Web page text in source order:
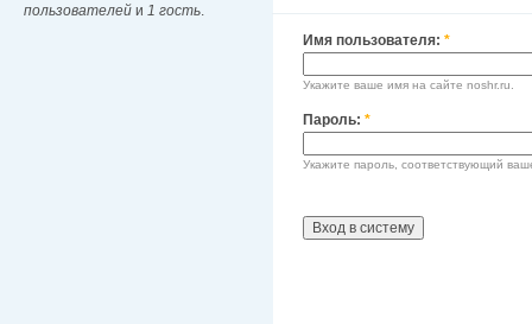
пользователей и 1 гость.
Имя пользователя: *
Укажите ваше имя на сайте noshr.ru.
Пароль: *
Укажите пароль, соответствующий